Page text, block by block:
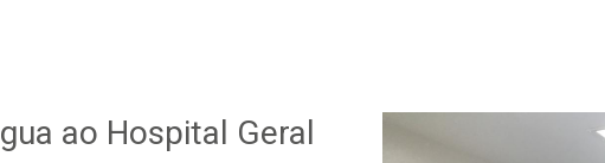
ao Hospital Geral